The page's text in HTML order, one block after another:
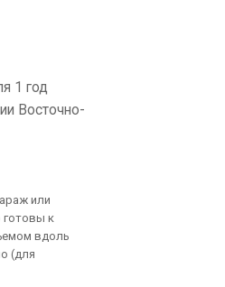
1 год
Восточно-
или
готовы к
вдоль
(для